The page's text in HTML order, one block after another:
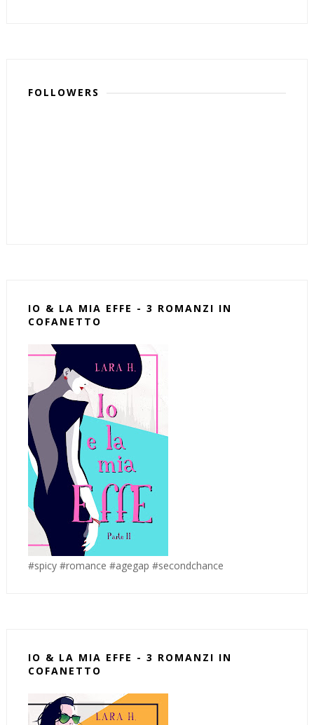
FOLLOWERS
IO & LA MIA EFFE - 3 ROMANZI IN
COFANETTO
#spicy #romance #agegap #secondchance
IO & LA MIA EFFE - 3 ROMANZI IN
COFANETTO